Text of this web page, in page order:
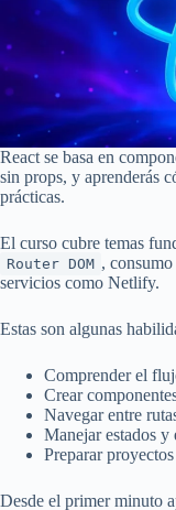
React se basa en
sin props, y aprenderás
prácticas.
El curso cubre temas
Router DOM ,
servicios como Netlify.
Estas son algunas
Comprender el
Crear
Navegar entre
Manejar estados y
Preparar
Desde el primer minuto